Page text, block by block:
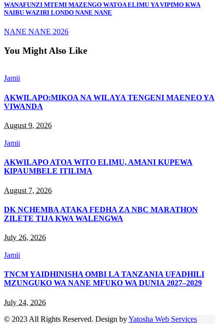
WANAFUNZI MTEMI MAZENGO WATOA ELIMU YA VIPIMO KWA
NAIBU WAZIRI LONDO NANE NANE
NANE NANE 2026
You Might Also Like
Jamii
AKWILAPO:MIKOA NA WILAYA TENGENI MAENEO YA
VIWANDA
August 9, 2026
Jamii
AKWILAPO ATOA WITO ELIMU, AMANI KUPEWA
KIPAUMBELE ITILIMA
August 7, 2026
DK NCHEMBA ATAKA FEDHA ZA NBC MARATHON
ZILETE TIJA KWA WALENGWA
July 26, 2026
Jamii
TNCM YAIDHINISHA OMBI LA TANZANIA UFADHILI
MZUNGUKO WA NANE MFUKO WA DUNIA 2027–2029
July 24, 2026
© 2023 All Rights Reserved. Design byYatosha Web Services